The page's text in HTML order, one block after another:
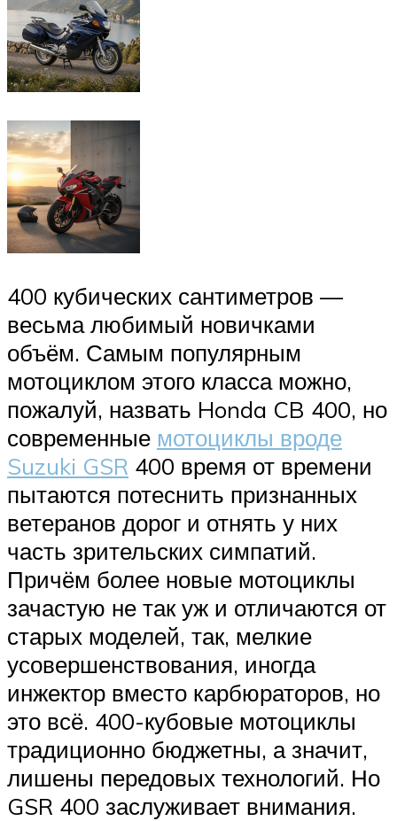
400 кубических сантиметров —
весьма любимый новичками
объём. Самым популярным
мотоциклом этого класса можно,
пожалуй, назвать Honda CB 400, но
современные мотоциклы вроде
Suzuki GSR 400 время от времени
пытаются потеснить признанных
ветеранов дорог и отнять у них
часть зрительских симпатий.
Причём более новые мотоциклы
зачастую не так уж и отличаются от
старых моделей, так, мелкие
усовершенствования, иногда
инжектор вместо карбюраторов, но
это всё. 400-кубовые мотоциклы
традиционно бюджетны, а значит,
лишены передовых технологий. Но
GSR 400 заслуживает внимания.